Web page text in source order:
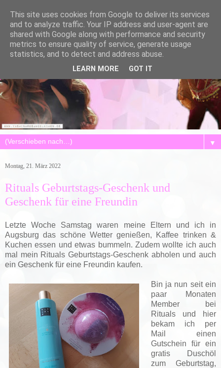
▼
Montag, 21. März 2022
Rituals Geburtstags-Geschenk und
Geschenk für eine Freundin
Letzte Woche Samstag waren meine Eltern und ich in
Augsburg das schöne Wetter genießen, Kaffee trinken &
Kuchen essen und etwas bummeln. Zudem wollte ich auch
mal mein Rituals Geburtstags-Geschenk abholen und auch
ein Geschenk für eine Freundin kaufen.
Bin ja nun seit ein
paar Monaten
Member bei
Rituals und hier
bekam ich per
Mail einen
Gutschein für ein
gratis Duschöl
zum Geburtstag,
This site uses cookies from Google to deliver its services
and to analyze traffic. Your IP address and user-agent are
shared with Google along with performance and security
metrics to ensure quality of service, generate usage
statistics, and to detect and address abuse.
LEARN MORE GOT IT